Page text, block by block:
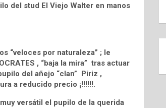
del stud El Viejo Walter en manos
“veloces por naturaleza” ; le
, “baja la mira” tras actuar
del añejo “clan” Piriz ,
a reducido precio ¡!!!!!!.
versátil el pupilo de la querida